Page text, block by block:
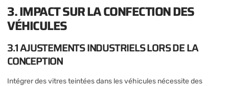
3. IMPACT SUR LA CONFECTION DES
VÉHICULES
3.1 AJUSTEMENTS INDUSTRIELS LORS DE LA
CONCEPTION
Intégrer des vitres teintées dans les véhicules nécessite des